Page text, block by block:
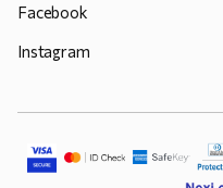
Facebook
Instagram